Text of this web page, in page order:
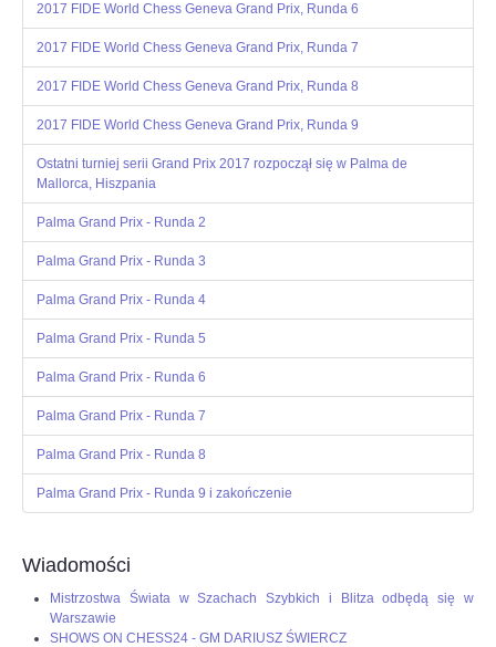
2017 FIDE World Chess Geneva Grand Prix, Runda 6
2017 FIDE World Chess Geneva Grand Prix, Runda 7
2017 FIDE World Chess Geneva Grand Prix, Runda 8
2017 FIDE World Chess Geneva Grand Prix, Runda 9
Ostatni turniej serii Grand Prix 2017 rozpoczął się w Palma de
Mallorca, Hiszpania
Palma Grand Prix - Runda 2
Palma Grand Prix - Runda 3
Palma Grand Prix - Runda 4
Palma Grand Prix - Runda 5
Palma Grand Prix - Runda 6
Palma Grand Prix - Runda 7
Palma Grand Prix - Runda 8
Palma Grand Prix - Runda 9 i zakończenie
Wiadomości
Mistrzostwa Świata w Szachach Szybkich i Blitza odbędą się w
Warszawie
SHOWS ON CHESS24 - GM DARIUSZ ŚWIERCZ